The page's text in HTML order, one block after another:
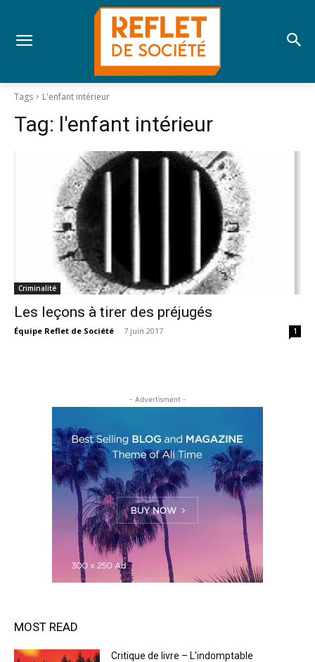
Tags L'enfant intérieur
Tag: l'enfant intérieur
Criminalité
Les leçons à tirer des préjugés
Équipe Reflet de Société - 7 juin 2017 1
- Advertisment -
MOST READ
Critique de livre – L’indomptable